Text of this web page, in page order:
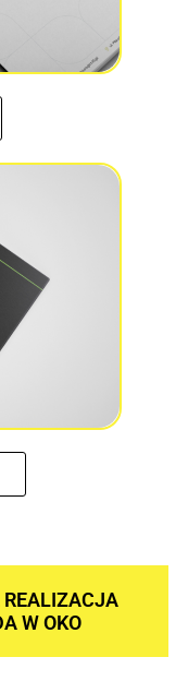
REALIZACJA
W OKO